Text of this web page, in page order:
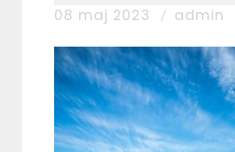
08 maj 2023 admin